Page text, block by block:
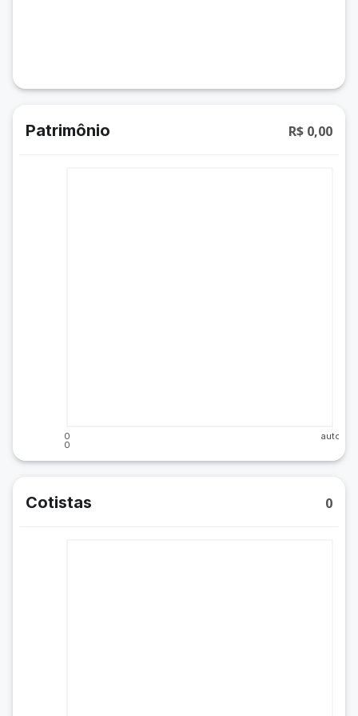
Patrimônio R$ 0,00
0
0
auto
Cotistas 0